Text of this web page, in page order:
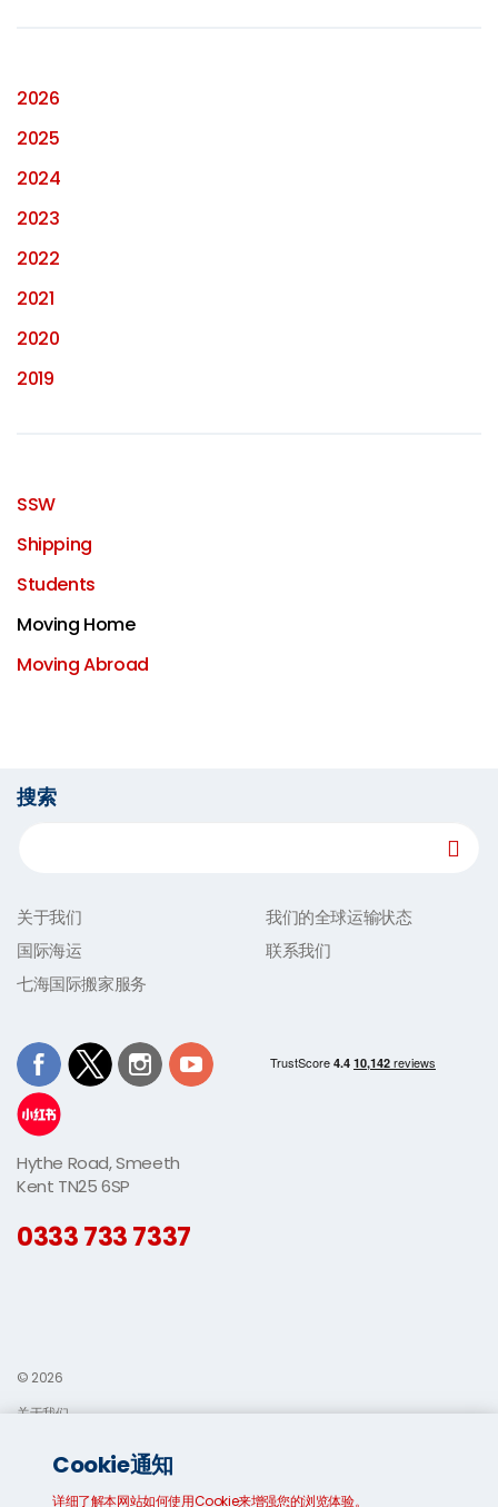
2026
2025
2024
2023
2022
2021
2020
2019
SSW
Shipping
Students
Moving Home
Moving Abroad
搜索
关于我们
我们的全球运输状态
国际海运
联系我们
七海国际搬家服务
Hythe Road, Smeeth
Kent TN25 6SP
0333 733 7337
© 2026
关于我们
Cookie通知
详细了解本网站如何使用Cookie来增强您的浏览体验。